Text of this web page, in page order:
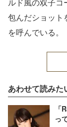
包んだショット
を呼んでいる。
あわせて読みた
っ